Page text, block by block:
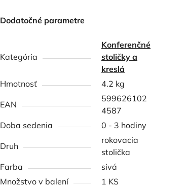
Dodatočné parametre
Kategória
Konferenčné
stoličky a
kreslá
Hmotnosť
4.2 kg
EAN
599626102
4587
Doba sedenia
0 - 3 hodiny
Druh
rokovacia
stolička
Farba
sivá
Množstvo v balení
1 KS